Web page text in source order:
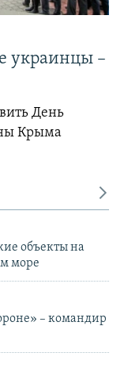
украинцы –
День
Крыма
объекты на
море
– командир